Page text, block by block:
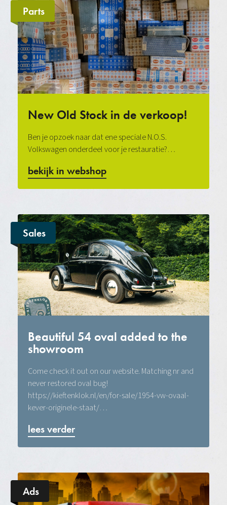
Parts
New Old Stock in de verkoop!
Ben je opzoek naar dat ene speciale N.O.S.
Volkswagen onderdeel voor je restauratie?…
bekijk in webshop
Sales
Beautiful 54 oval added to the
showroom
Come check it out on our website. Matching nr and
never restored oval bug!
https://kieftenklok.nl/en/for-sale/1954-vw-ovaal-
kever-originele-staat/…
lees verder
Ads